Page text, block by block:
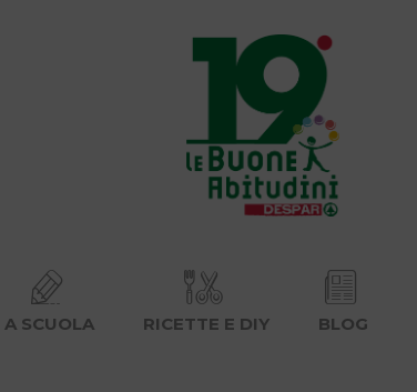
A SCUOLA RICETTE E DIY BLOG